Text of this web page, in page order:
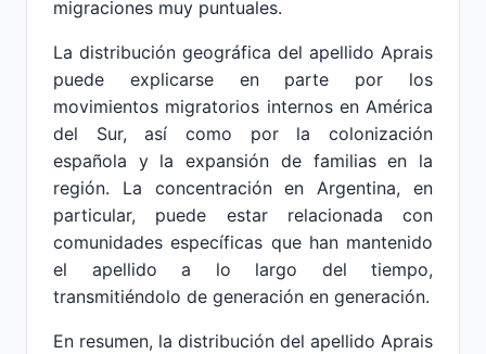
migraciones muy puntuales.
La distribución geográfica del apellido Aprais
puede explicarse en parte por los
movimientos migratorios internos en América
del Sur, así como por la colonización
española y la expansión de familias en la
región. La concentración en Argentina, en
particular, puede estar relacionada con
comunidades específicas que han mantenido
el apellido a lo largo del tiempo,
transmitiéndolo de generación en generación.
En resumen, la distribución del apellido Aprais